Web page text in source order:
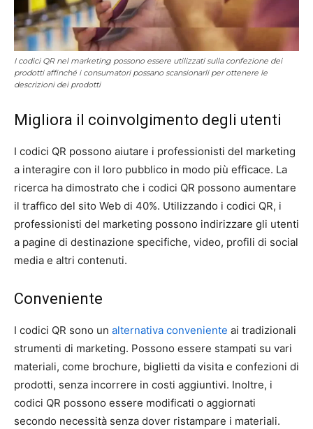
I codici QR nel marketing possono essere utilizzati sulla confezione dei
prodotti affinché i consumatori possano scansionarli per ottenere le
descrizioni dei prodotti
Migliora il coinvolgimento degli utenti
I codici QR possono aiutare i professionisti del marketing
a interagire con il loro pubblico in modo più efficace. La
ricerca ha dimostrato che i codici QR possono aumentare
il traffico del sito Web di 40%. Utilizzando i codici QR, i
professionisti del marketing possono indirizzare gli utenti
a pagine di destinazione specifiche, video, profili di social
media e altri contenuti.
Conveniente
I codici QR sono un alternativa conveniente ai tradizionali
strumenti di marketing. Possono essere stampati su vari
materiali, come brochure, biglietti da visita e confezioni di
prodotti, senza incorrere in costi aggiuntivi. Inoltre, i
codici QR possono essere modificati o aggiornati
secondo necessità senza dover ristampare i materiali.